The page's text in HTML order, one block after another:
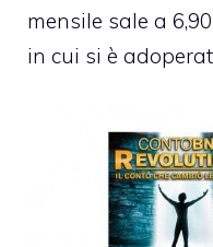
mensile sale a
in cui si è